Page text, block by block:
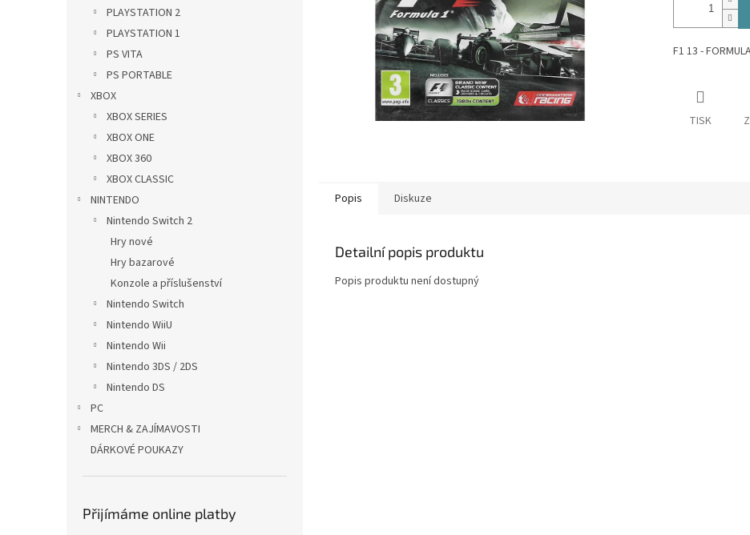
PLAYSTATION 2
PLAYSTATION 1
PS VITA
PS PORTABLE
XBOX
XBOX SERIES
XBOX ONE
XBOX 360
XBOX CLASSIC
NINTENDO
Nintendo Switch 2
Hry nové
Hry bazarové
Konzole a příslušenství
Nintendo Switch
Nintendo WiiU
Nintendo Wii
Nintendo 3DS / 2DS
Nintendo DS
PC
MERCH & ZAJÍMAVOSTI
DÁRKOVÉ POUKAZY
Přijímáme online platby
F1 13 -
TISK
Popis Diskuze
Detailní popis produktu
Popis produktu není dostupný